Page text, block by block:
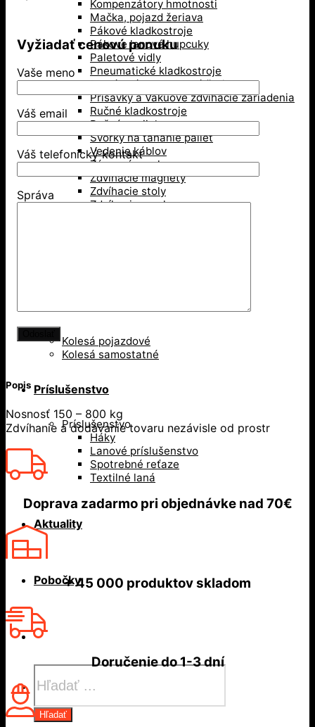
Kompenzátory hmotnosti
Mačka, pojazd žeriava
Pákové kladkostroje
Pákove lanové hupcuky
Paletové vidly
Pneumatické kladkostroje
Portálové a konzolové žeriavy
Prísavky a Vakuové zdvíhacie zariadenia
Ručné kladkostroje
Ručné navijaky
Svorky na ťahanie paliet
Vedenie káblov
Závesné svorky
Zdvíhacie magnety
Zdvíhacie stoly
Zdvíhacie svorky
Kolesá pojazdové
Kolesá samostatné
Príslušenstvo
Príslušenstvo
Háky
Lanové príslušenstvo
Spotrebné reťaze
Textilné laná
Aktuality
Pobočky
search
Hľadať
Vyžiadať cenovú ponuku
Vaše meno
Váš email
Váš telefonický kontakt
Správa
Popis
Nosnosť 150 – 800 kg
Zdvíhanie a dodávanie tovaru nezávisle od prostr
Doprava zadarmo pri objednávke nad 70€
+ 45 000 produktov skladom
Doručenie do1-3 dní